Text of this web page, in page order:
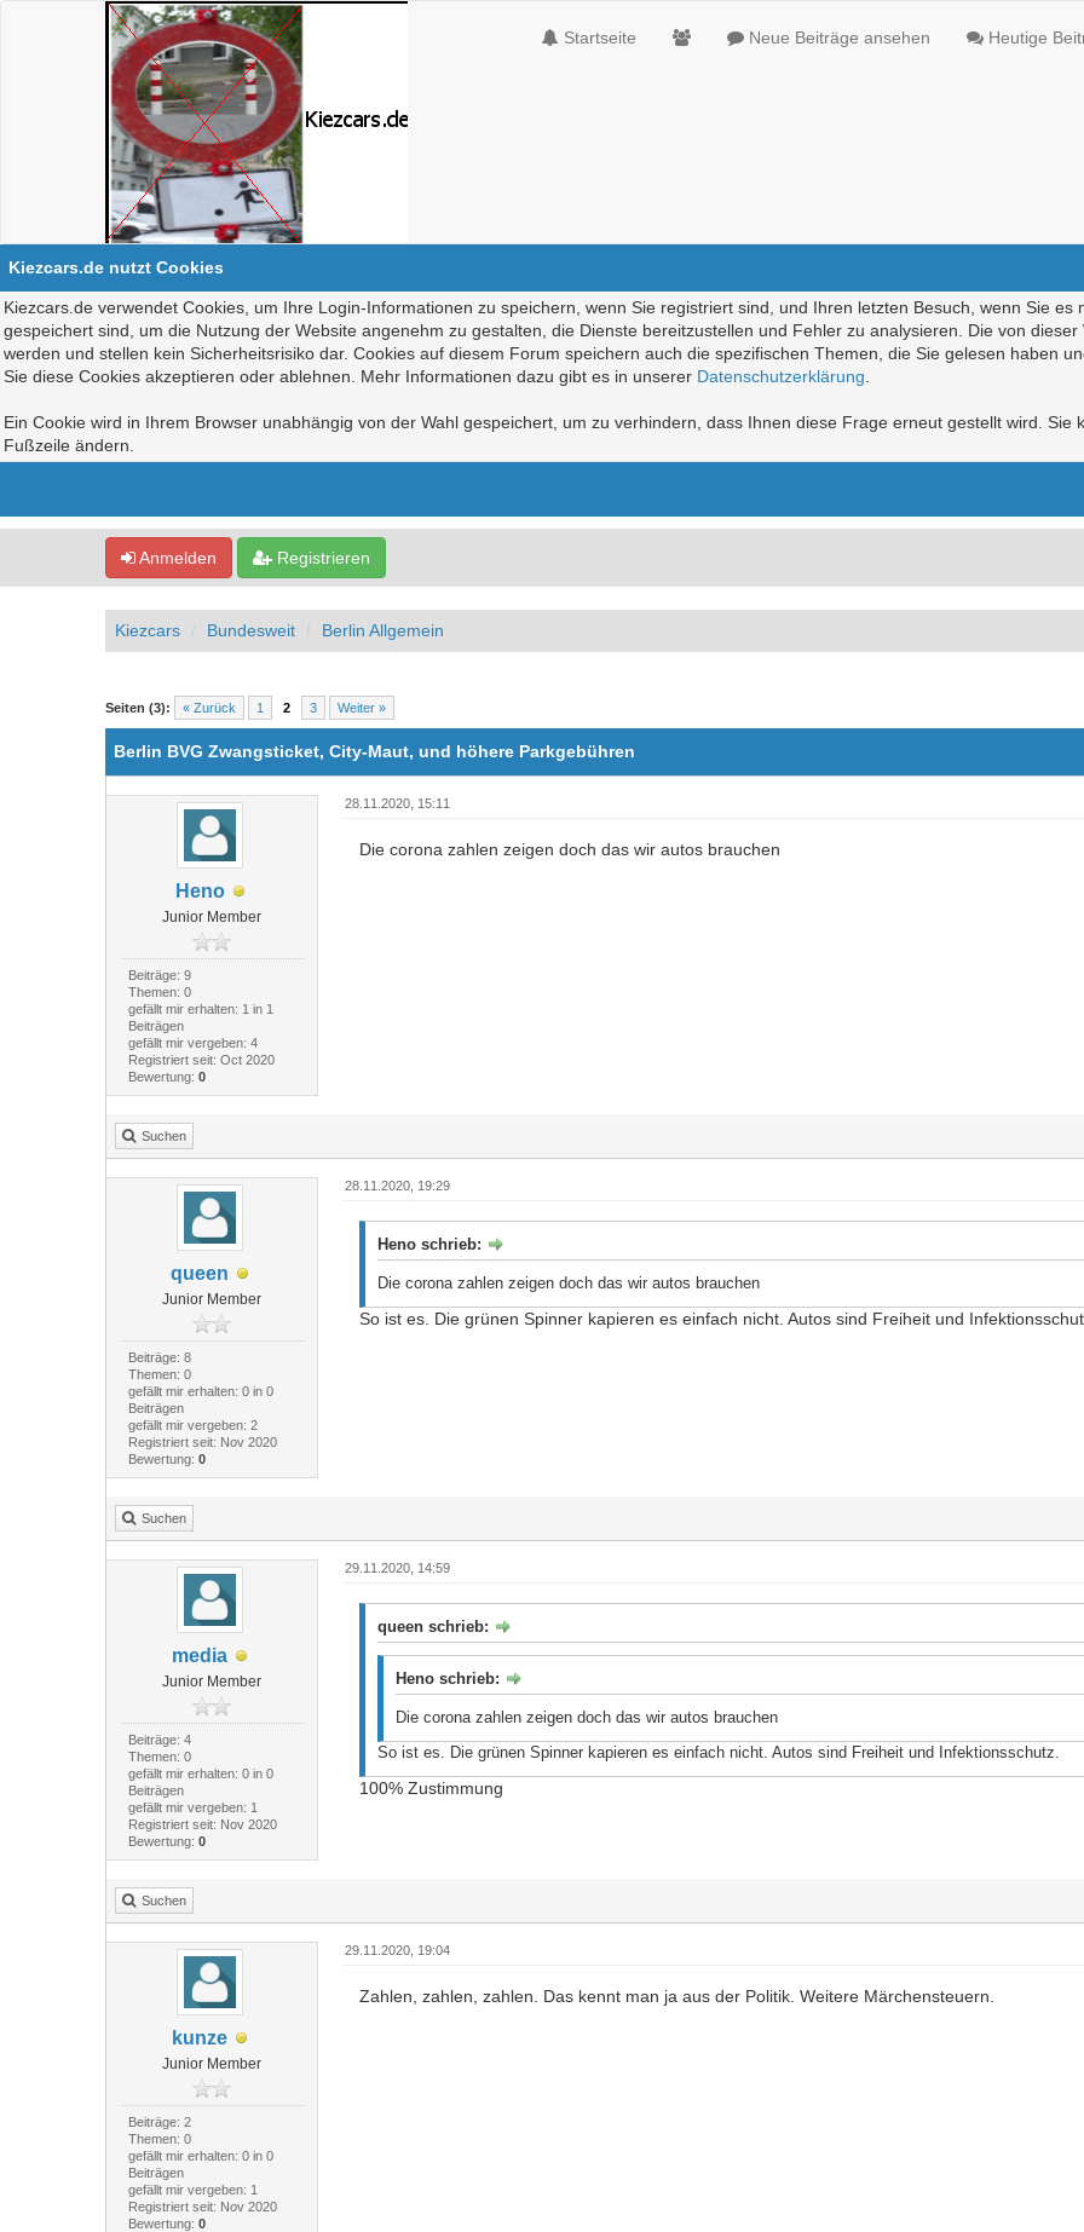
Startseite Neue Beiträge ansehen Heutige
Kiezcars.de nutzt Cookies
Kiezcars.de verwendet Cookies, um Ihre Login-Informationen zu speichern, wenn Sie registriert sind, und Ihren letzten Besuch, wenn Sie
gespeichert sind, um die Nutzung der Website angenehm zu gestalten, die Dienste bereitzustellen und Fehler zu analysieren. Die von
werden und stellen kein Sicherheitsrisiko dar. Cookies auf diesem Forum speichern auch die spezifischen Themen, die Sie gelesen haben
Sie diese Cookies akzeptieren oder ablehnen. Mehr Informationen dazu gibt es in unserer Datenschutzerklärung
Ein Cookie wird in Ihrem Browser unabhängig von der Wahl gespeichert, um zu verhindern, dass Ihnen diese Frage erneut gestellt wird.
Fußzeile ändern.
Anmelden Registrieren
Kiezcars Bundesweit Berlin Allgemein
Seiten (3): « Zurück 1 2 3 Weiter »
0 Bewertung(en) - 0 im Durchschnitt
1
2
3
4
5
Berlin BVG Zwangsticket, City-Maut, und höhere Parkgebühren
Heno
Junior Member
Beiträge: 9
Themen: 0
gefällt mir erhalten: 1 in 1
Beiträgen
gefällt mir vergeben: 4
Registriert seit: Oct 2020
Bewertung: 0
28.11.2020, 15:11
Die corona zahlen zeigen doch das wir autos brauchen
Suchen
queen
Junior Member
Beiträge: 8
Themen: 0
gefällt mir erhalten: 0 in 0
Beiträgen
gefällt mir vergeben: 2
Registriert seit: Nov 2020
Bewertung: 0
28.11.2020, 19:29
Heno schrieb:
Die corona zahlen zeigen doch das wir autos brauchen
So ist es. Die grünen Spinner kapieren es einfach nicht. Autos sind Freiheit und
Suchen
media
Junior Member
Beiträge: 4
Themen: 0
gefällt mir erhalten: 0 in 0
Beiträgen
gefällt mir vergeben: 1
Registriert seit: Nov 2020
Bewertung: 0
29.11.2020, 14:59
queen schrieb:
Heno schrieb:
Die corona zahlen zeigen doch das wir autos brauchen
So ist es. Die grünen Spinner kapieren es einfach nicht. Autos sind Freiheit und Infektionsschutz.
100% Zustimmung
Suchen
kunze
Junior Member
Beiträge: 2
Themen: 0
gefällt mir erhalten: 0 in 0
Beiträgen
gefällt mir vergeben: 1
Registriert seit: Nov 2020
Bewertung: 0
29.11.2020, 19:04
Zahlen, zahlen, zahlen. Das kennt man ja aus der Politik. Weitere Märchensteuern.